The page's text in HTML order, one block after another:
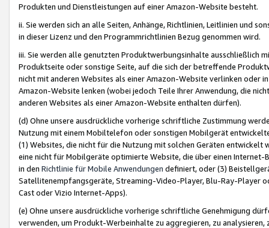
Produkten und Dienstleistungen auf einer Amazon-Website besteht.
ii. Sie werden sich an alle Seiten, Anhänge, Richtlinien, Leitlinien und
in dieser Lizenz und den Programmrichtlinien Bezug genommen wird.
iii. Sie werden alle genutzten Produktwerbungsinhalte ausschließlich
Produktseite oder sonstige Seite, auf die sich der betreffende
nicht mit anderen Websites als einer Amazon-Website verlinken oder
Amazon-Website lenken (wobei jedoch Teile Ihrer Anwendung, die
anderen Websites als einer Amazon-Website enthalten dürfen).
(d) Ohne unsere ausdrückliche vorherige schriftliche Zustimmung
Nutzung mit einem Mobiltelefon oder sonstigen Mobilgerät
(1) Websites, die nicht für die Nutzung mit solchen Geräten
eine nicht für Mobilgeräte optimierte Website, die über einen
in den Richtlinie für Mobile Anwendungen definiert, oder (3)
Satellitenempfangsgeräte, Streaming-Video-Player, Blu-Ray-Player
Cast oder Vizio Internet-Apps).
(e) Ohne unsere ausdrückliche vorherige schriftliche Genehmigung
verwenden, um Produkt-Werbeinhalte zu aggregieren, zu